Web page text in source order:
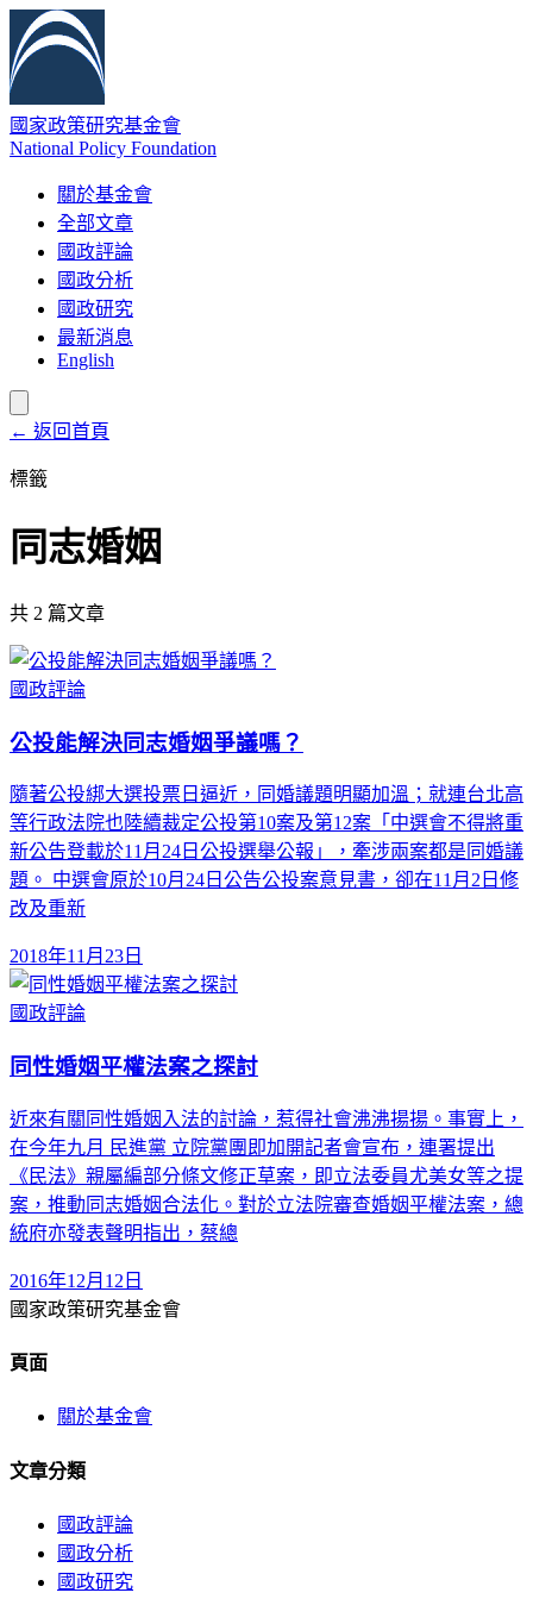
國家政策研究基金會
National Policy Foundation
關於基金會
全部文章
國政評論
國政分析
國政研究
最新消息
English
← 返回首頁
標籤
同志婚姻
共 2 篇文章
國政評論
公投能解決同志婚姻爭議嗎？
隨著公投綁大選投票日逼近，同婚議題明顯加溫；就連台北高
等行政法院也陸續裁定公投第10案及第12案「中選會不得將重
新公告登載於11月24日公投選舉公報」，牽涉兩案都是同婚議
題。 中選會原於10月24日公告公投案意見書，卻在11月2日修
改及重新
2018年11月23日
國政評論
同性婚姻平權法案之探討
近來有關同性婚姻入法的討論，惹得社會沸沸揚揚。事實上，
在今年九月 民進黨 立院黨團即加開記者會宣布，連署提出
《民法》親屬編部分條文修正草案，即立法委員尤美女等之提
案，推動同志婚姻合法化。對於立法院審查婚姻平權法案，總
統府亦發表聲明指出，蔡總
2016年12月12日
國家政策研究基金會
頁面
關於基金會
文章分類
國政評論
國政分析
國政研究